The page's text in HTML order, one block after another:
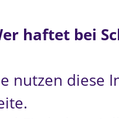
haftet bei
nutzen diese